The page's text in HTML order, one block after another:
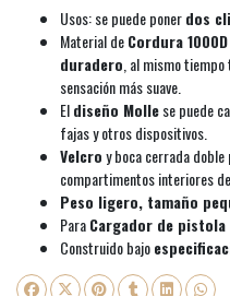
Usos: se puede ponerdos
Material deCordura 1000D
duradero , al mismo
sensación más suave.
Eldiseño Mollese puede
fajas y otros dispositivos.
Velcroy boca cerrada
compartimentos interiores
Peso ligero, tamaño
ParaCargador de
Construido bajo